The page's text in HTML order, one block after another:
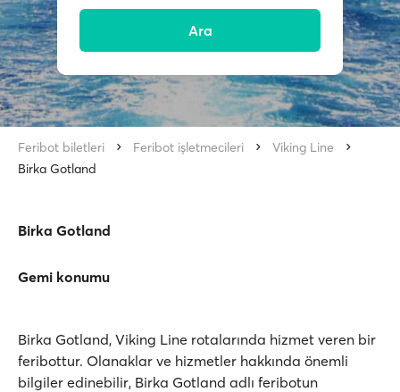
Ara
Feribot biletleri Feribot işletmecileri
Viking Line
Birka Gotland
Birka Gotland
Gemi konumu
Birka Gotland, Viking Line rotalarında hizmet veren bir
feribottur. Olanaklar ve hizmetler hakkında önemli
bilgiler edinebilir, Birka Gotland adlı feribotun